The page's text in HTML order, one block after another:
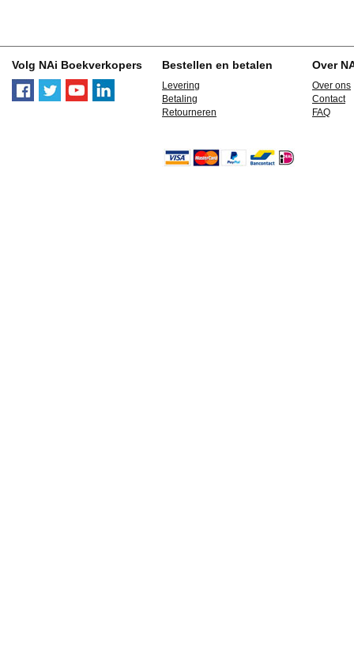
Volg NAi Boekverkopers Bestellen en betalen
Levering
Betaling
Retourneren
Over
Over ons
Contact
FAQ